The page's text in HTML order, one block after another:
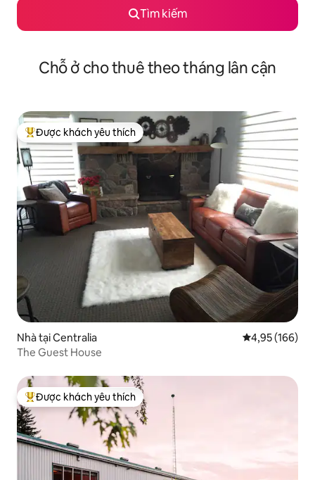
Tìm kiếm
Chỗ ở cho thuê theo tháng lân cận
Được khách yêu thích nhất
Được khách yêu thích
Nhà tại Centralia Xếp hạng
4,95 (166)
The Guest House
Được khách yêu thích nhất
Được khách yêu thích